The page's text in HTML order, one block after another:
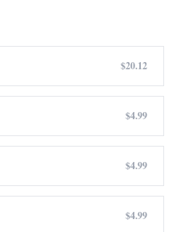
$20.12
$4.99
$4.99
$4.99